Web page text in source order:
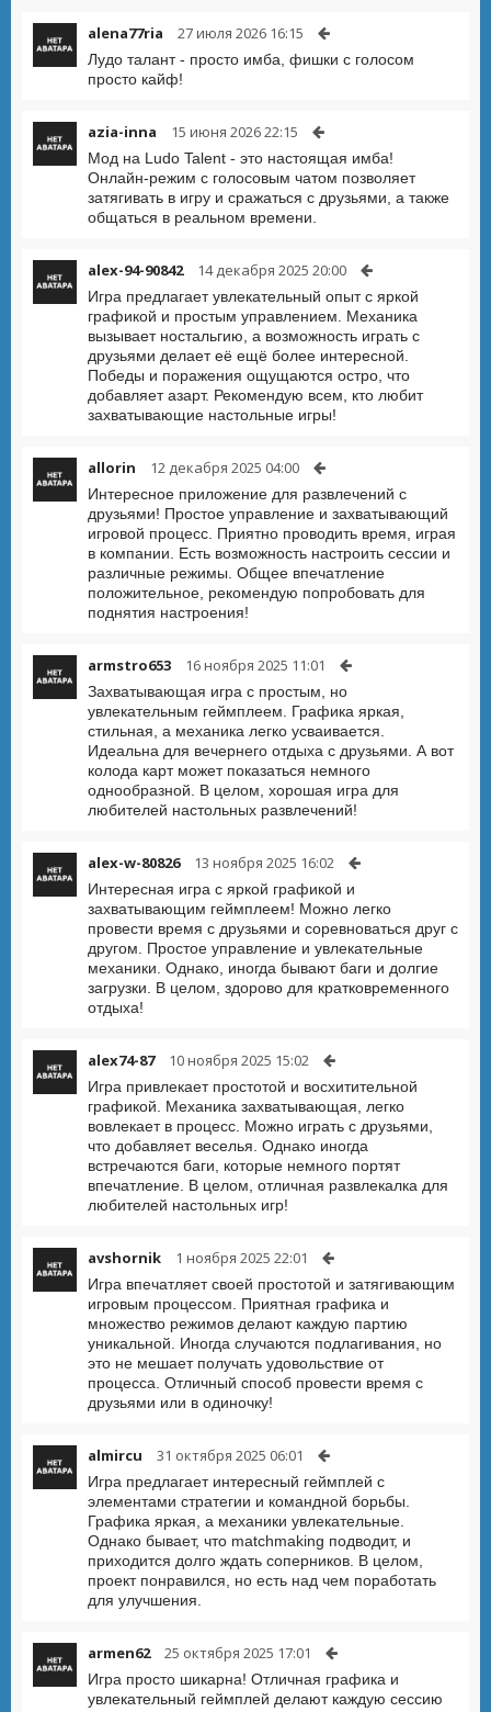
alena77ria 27 июля 2026 16:15
Лудо талант - просто имба, фишки с голосом
просто кайф!
azia-inna 15 июня 2026 22:15
Мод на Ludo Talent - это настоящая имба!
Онлайн-режим с голосовым чатом позволяет
затягивать в игру и сражаться с друзьями, а также
общаться в реальном времени.
alex-94-90842 14 декабря 2025 20:00
Игра предлагает увлекательный опыт с яркой
графикой и простым управлением. Механика
вызывает ностальгию, а возможность играть с
друзьями делает её ещё более интересной.
Победы и поражения ощущаются остро, что
добавляет азарт. Рекомендую всем, кто любит
захватывающие настольные игры!
allorin 12 декабря 2025 04:00
Интересное приложение для развлечений с
друзьями! Простое управление и захватывающий
игровой процесс. Приятно проводить время, играя
в компании. Есть возможность настроить сессии и
различные режимы. Общее впечатление
положительное, рекомендую попробовать для
поднятия настроения!
armstro653 16 ноября 2025 11:01
Захватывающая игра с простым, но
увлекательным геймплеем. Графика яркая,
стильная, а механика легко усваивается.
Идеальна для вечернего отдыха с друзьями. А вот
колода карт может показаться немного
однообразной. В целом, хорошая игра для
любителей настольных развлечений!
alex-w-80826 13 ноября 2025 16:02
Интересная игра с яркой графикой и
захватывающим геймплеем! Можно легко
провести время с друзьями и соревноваться друг с
другом. Простое управление и увлекательные
механики. Однако, иногда бывают баги и долгие
загрузки. В целом, здорово для кратковременного
отдыха!
alex74-87 10 ноября 2025 15:02
Игра привлекает простотой и восхитительной
графикой. Механика захватывающая, легко
вовлекает в процесс. Можно играть с друзьями,
что добавляет веселья. Однако иногда
встречаются баги, которые немного портят
впечатление. В целом, отличная развлекалка для
любителей настольных игр!
avshornik 1 ноября 2025 22:01
Игра впечатляет своей простотой и затягивающим
игровым процессом. Приятная графика и
множество режимов делают каждую партию
уникальной. Иногда случаются подлагивания, но
это не мешает получать удовольствие от
процесса. Отличный способ провести время с
друзьями или в одиночку!
almircu 31 октября 2025 06:01
Игра предлагает интересный геймплей с
элементами стратегии и командной борьбы.
Графика яркая, а механики увлекательные.
Однако бывает, что matchmaking подводит, и
приходится долго ждать соперников. В целом,
проект понравился, но есть над чем поработать
для улучшения.
armen62 25 октября 2025 17:01
Игра просто шикарна! Отличная графика и
увлекательный геймплей делают каждую сессию